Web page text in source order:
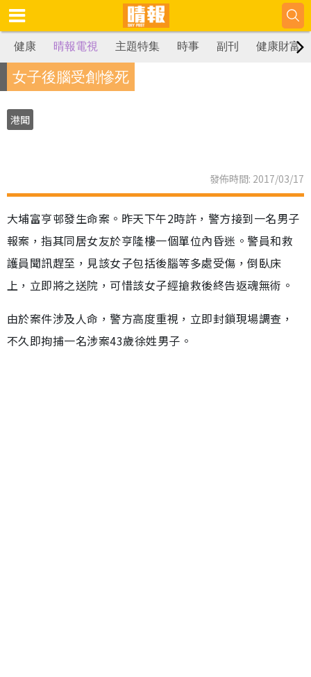
健康 晴報電視 主題特集 時事 副刊 健康財富
女子後腦受創慘死
港聞
發佈時間: 2017/03/17
大埔富亨邨發生命案。昨天下午2時許，警方接到一名男子
報案，指其同居女友於亨隆樓一個單位內昏迷。警員和救
護員聞訊趕至，見該女子包括後腦等多處受傷，倒臥床
上，立即將之送院，可惜該女子經搶救後終告返魂無術。
由於案件涉及人命，警方高度重視，立即封鎖現場調查，
不久即拘捕一名涉案43歲徐姓男子。